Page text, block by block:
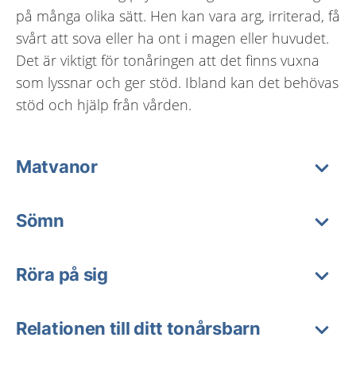
på många olika sätt. Hen kan vara arg, irriterad, få
svårt att sova eller ha ont i magen eller huvudet.
Det är viktigt för tonåringen att det finns vuxna
som lyssnar och ger stöd. Ibland kan det behövas
stöd och hjälp från vården.
Matvanor
Sömn
Röra på sig
Relationen till ditt tonårsbarn